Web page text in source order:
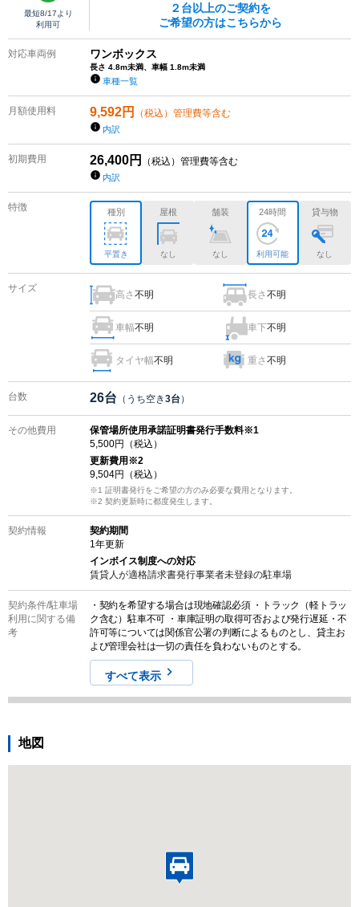
最短8/17 より
利用可
２台以上のご契約を
ご希望の方はこちらから
対応車両例 ワンボックス
長さ 4.8m未満、車幅 1.8m未満
車種一覧
月額使用料 9,592円 （税込）管理費等含む
内訳
初期費用 26,400円 （税込）管理費等含む
内訳
特徴 種別
平置き
屋根
なし
舗装
なし
24時間
利用可能
貸与物
なし
サイズ
高さ不明 長さ不明
車幅不明 車下不明
タイヤ幅不明 重さ不明
台数 26台 （うち空き3台）
その他費用
保管場所使用承諾証明書発行手数料※1
5,500円（税込）
更新費用 ※2
9,504円（税込）
※1 証明書発行をご希望の方のみ必要な費用となります。
※2 契約更新時に都度発生します。
契約情報
契約期間
1年更新
インボイス制度への対応
賃貸人が適格請求書発行事業者未登録の駐車場
契約条件/駐車場
利用に関する備
考
・契約を希望する場合は現地確認必須 ・トラック（軽トラッ
ク含む）駐車不可 ・車庫証明の取得可否および発行遅延・不
許可等については関係官公署の判断によるものとし、貸主お
よび管理会社は一切の責任を負わないものとする。
すべて表示
地図